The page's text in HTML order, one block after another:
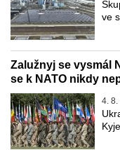
ve
Zalužnyj se vysmál
se k NATO nikdy
4. 8.